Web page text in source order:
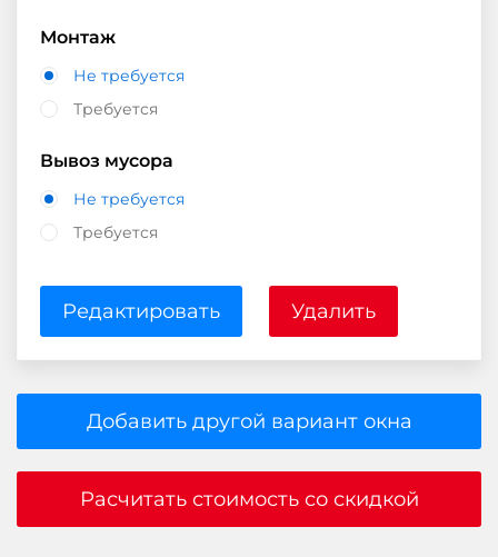
Монтаж
Не требуется
Требуется
Вывоз мусора
Не требуется
Требуется
Редактировать Удалить
Добавить другой вариант окна
Расчитать стоимость со скидкой